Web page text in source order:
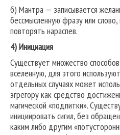
б) Мантра — записывается
бессмысленную фразу или
повторять нараспев.
4) Инициация
Существует множество
вселенную, для этого
отдельных случаях может
эгрегору как средство
магической «подпитки».
инициировать сигил, без
каким либо другим